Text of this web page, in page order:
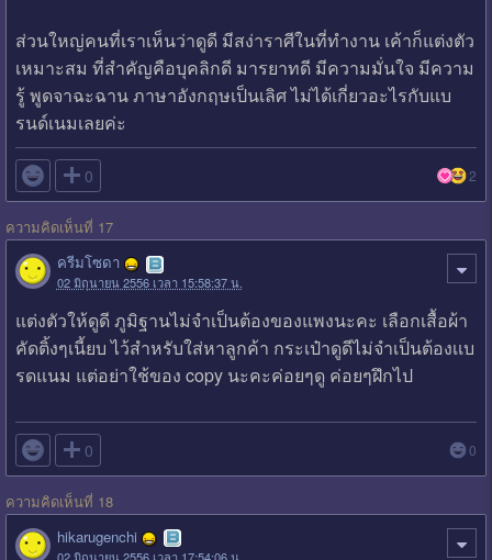
ส่วนใหญ่คนที่เราเห็นว่าดูดี มีสง่าราศีในที่ทำงาน เค้าก็แต่งตัว
เหมาะสม ที่สำคัญคือบุคลิกดี มารยาทดี มีความมั่นใจ มีความ
รู้ พูดจาฉะฉาน ภาษาอังกฤษเป็นเลิศ ไม่ได้เกี่ยวอะไรกับแบ
รนด์เนมเลยค่ะ
 0 2
ความคิดเห็นที่ 17
ครีมโซดา
02 มิถุนายน 2556 เวลา 15:58:37 น.
แต่งตัวให้ดูดี ภูมิฐานไม่จำเป็นต้องของแพงนะคะ เลือกเสื้อผ้า
คัดติ้งๆเนี้ยบ ไว้สำหรับใส่หาลูกค้า กระเป๋าดูดีไม่จำเป็นต้องเเบ
รดแนม แต่อย่าใช้ของ copy นะคะค่อยๆดู ค่อยๆฝึกไป
 0 0
ความคิดเห็นที่ 18
hikarugenchi